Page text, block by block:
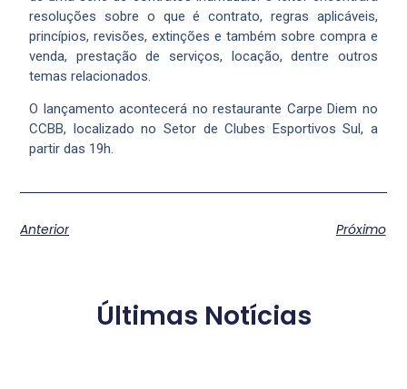
resoluções sobre o que é contrato, regras aplicáveis,
princípios, revisões, extinções e também sobre compra e
venda, prestação de serviços, locação, dentre outros
temas relacionados.
O lançamento acontecerá no restaurante Carpe Diem no
CCBB, localizado no Setor de Clubes Esportivos Sul, a
partir das 19h.
Anterior Próximo
Últimas Notícias